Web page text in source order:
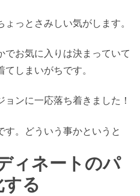
っとさみしい気がします。
でお気に入りは決まっていて
しまいがちです。
ンに一応落ち着きました！
す。どういう事かというと
ィネートのパ
る